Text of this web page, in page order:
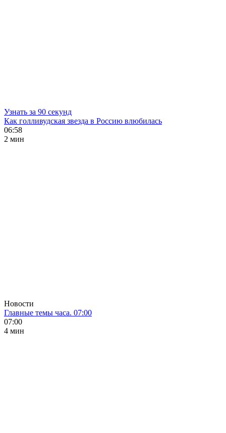
Узнать за 90 секунд
Как голливудская звезда в Россию влюбилась
06:58
2 мин
Новости
Главные темы часа. 07:00
07:00
4 мин